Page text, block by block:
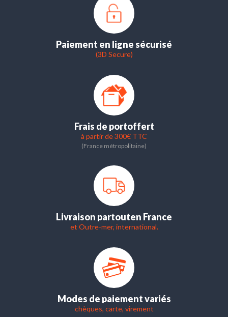
Paiement en ligne sécurisé
(3D Secure)
Frais de portoffert
à partir de 300€ TTC
(France métropolitaine)
Livraison partouten France
et Outre-mer, international.
Modes de paiement variés
chèques, carte, virement